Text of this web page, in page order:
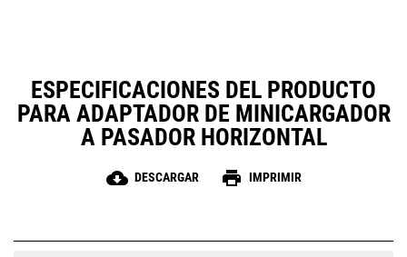
ESPECIFICACIONES DEL PRODUCTO
PARA ADAPTADOR DE MINICARGADOR
A PASADOR HORIZONTAL
cloud_download DESCARGAR print IMPRIMIR